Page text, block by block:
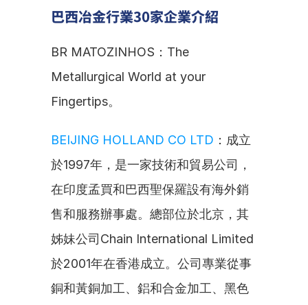
巴西冶金行業30家企業介紹
BR MATOZINHOS：The
Metallurgical World at your
Fingertips。
BEIJING HOLLAND CO LTD ：成立
於1997年，是一家技術和貿易公司，
在印度孟買和巴西聖保羅設有海外銷
售和服務辦事處。總部位於北京，其
姊妹公司Chain International Limited
於2001年在香港成立。公司專業從事
銅和黃銅加工、鋁和合金加工、黑色